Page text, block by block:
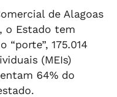
de Alagoas
o Estado tem
175.014
(MEIs)
64% do